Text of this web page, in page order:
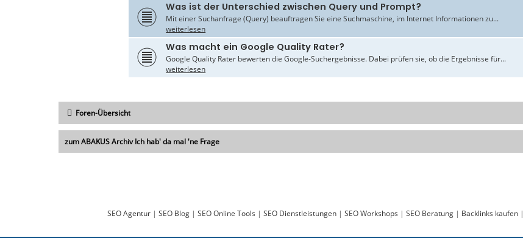
Was ist der Unterschied zwischen Query und Prompt?
Mit einer Suchanfrage (Query) beauftragen Sie eine Suchmaschine, im Internet Informationen zu...
weiterlesen
Was macht ein Google Quality Rater?
Google Quality Rater bewerten die Google-Suchergebnisse. Dabei prüfen sie, ob die Ergebnisse für...
weiterlesen
Foren-Übersicht
zum ABAKUS Archiv Ich hab' da mal 'ne Frage
SEO Agentur| SEO Blog| SEO Online Tools | SEO Dienstleistungen| SEO Workshops | SEO Beratung| Backlinks kaufen|